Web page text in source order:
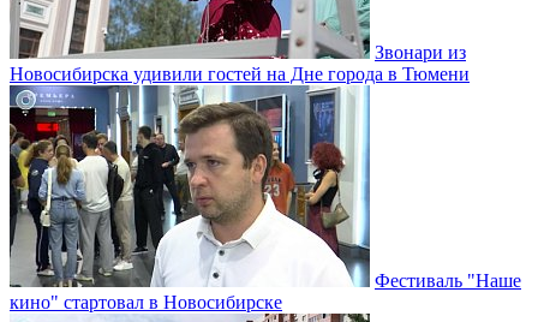
Звонари из
Новосибирска удивили гостей на Дне города в Тюмени
Фестиваль "Наше
кино" стартовал в Новосибирске